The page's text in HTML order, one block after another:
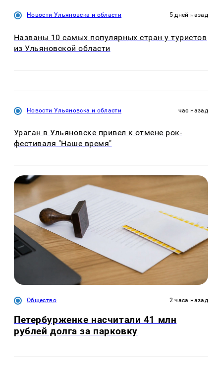
Новости Ульяновска и области 5 дней назад
Названы 10 самых популярных стран у туристов
из Ульяновской области
Новости Ульяновска и области час назад
Ураган в Ульяновске привел к отмене рок-
фестиваля "Наше время"
Общество 2 часа назад
Петербурженке насчитали 41 млн
рублей долга за парковку